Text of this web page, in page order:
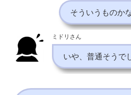
そういうものか
ミドリさん
いや、普通そうで